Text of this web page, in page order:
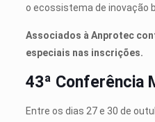
o ecossistema de inovação
Associados à Anprotec
especiais nas inscrições.
43ª Conferência
Entre os dias 27 e 30 de